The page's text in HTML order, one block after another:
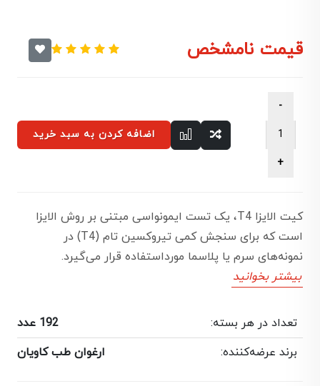
قیمت نامشخص
اضافه کردن به سبد خرید
کیت الایزا T4، یک تست ایمونواسی مبتنی بر روش الایزا
است که برای سنجش کمی تیروکسین تام (T4) در
نمونه‌های سرم یا پلاسما مورداستفاده قرار می‌گیرد.
بیشتر بخوانید
تعداد در هر بسته:
192 عدد
برند عرضه‌کننده:
ارغوان طب کاویان